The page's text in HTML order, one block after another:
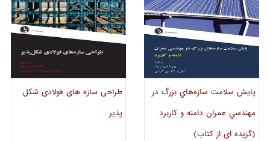
هُوا-پِنگ چِن، یی- چینگ نی
پايش سلامت سازه‌هاي بزرگ در
مهندسي عمران دامنه و کاربرد
(گزیده ای از کتاب)
مایکل برونو
طراحی سازه های فولادی شکل
پذیر